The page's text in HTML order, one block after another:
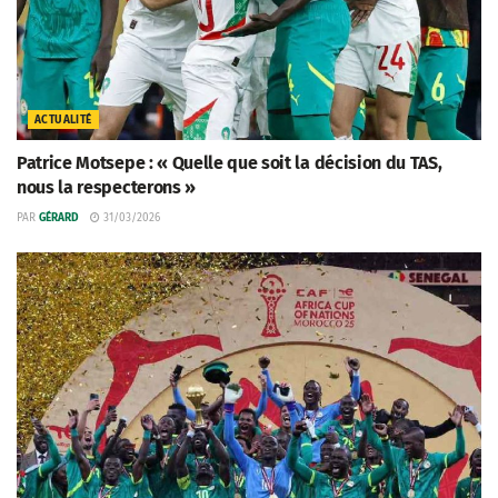
ACTUALITÉ
Patrice Motsepe : « Quelle que soit la décision du TAS,
nous la respecterons »
PAR GÉRARD 31/03/2026